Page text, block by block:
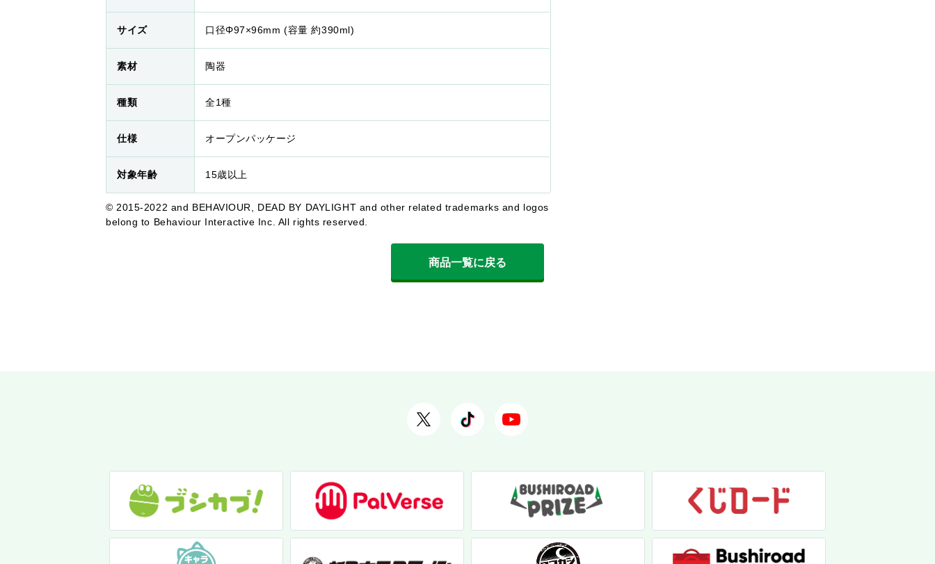
サイズ 口径Φ97×96mm (容量 約390ml)
素材 陶器
種類 全1種
仕様 オープンパッケージ
対象年齢 15歳以上
© 2015-2022 and BEHAVIOUR, DEAD BY DAYLIGHT and other related trademarks and logos
belong to Behaviour Interactive Inc. All rights reserved.
商品一覧に戻る